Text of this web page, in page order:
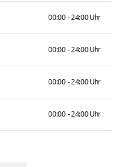
00:00 - 24:00 Uhr
00:00 - 24:00 Uhr
00:00 - 24:00 Uhr
00:00 - 24:00 Uhr